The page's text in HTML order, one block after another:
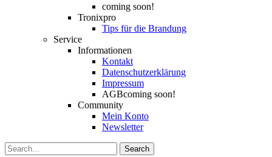
coming soon!
Tronixpro
Tips für die Brandung
Service
Informationen
Kontakt
Datenschutzerklärung
Impressum
AGBcoming soon!
Community
Mein Konto
Newsletter